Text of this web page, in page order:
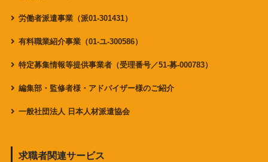
労働者派遣事業（派01-301431）
有料職業紹介事業（01-ユ-300586）
特定募集情報等提供事業者（受理番号／51-募-000783）
編集部・監修者様・アドバイザー様のご紹介
一般社団法人 日本人材派遣協会
求職者関連サービス